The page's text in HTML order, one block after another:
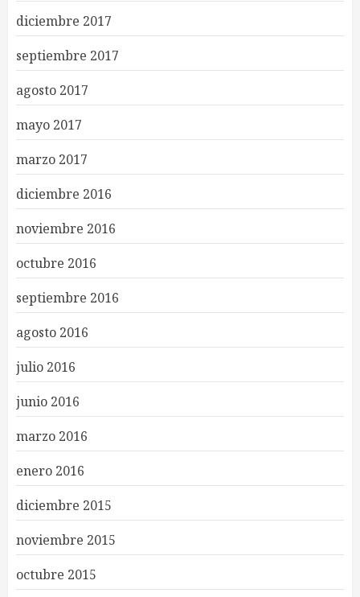
diciembre 2017
septiembre 2017
agosto 2017
mayo 2017
marzo 2017
diciembre 2016
noviembre 2016
octubre 2016
septiembre 2016
agosto 2016
julio 2016
junio 2016
marzo 2016
enero 2016
diciembre 2015
noviembre 2015
octubre 2015